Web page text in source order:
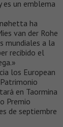
es un emblema
ha
van der Rohe
mundiales a la
recibido el
los European
en Taormina
Premio
de septiembre